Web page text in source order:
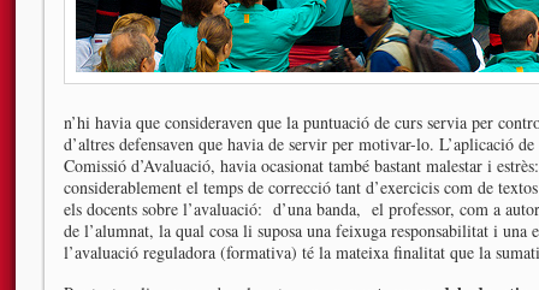
n’hi havia que consideraven que la puntuació de curs servia per
d’altres defensaven que havia de servir per motivar-lo. L’aplicació de
Comissió d’Avaluació, havia ocasionat també bastant malestar i
considerablement el temps de correcció tant d’exercicis com de
els docents sobre l’avaluació: d’una banda, el professor, com a
de l’alumnat, la qual cosa li suposa una feixuga responsabilitat i una
l’avaluació reguladora (formativa) té la mateixa finalitat que la